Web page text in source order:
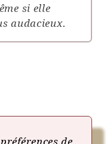
si elle
audacieux.